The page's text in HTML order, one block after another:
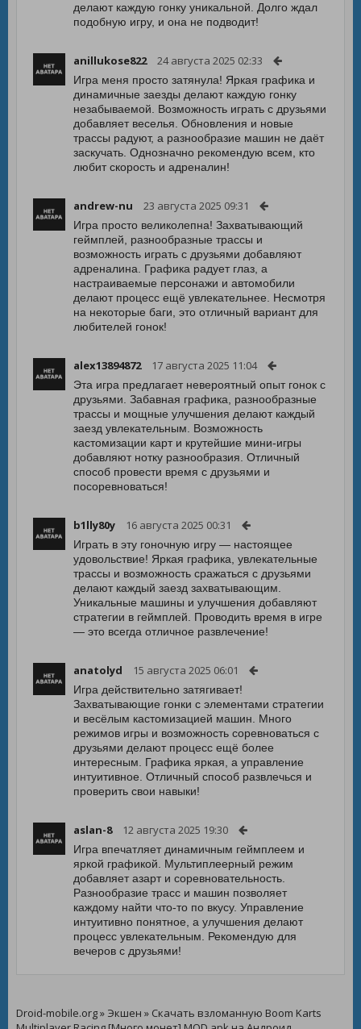
делают каждую гонку уникальной. Долго ждал
подобную игру, и она не подводит!
anillukose822 24 августа 2025 02:33
Игра меня просто затянула! Яркая графика и
динамичные заезды делают каждую гонку
незабываемой. Возможность играть с друзьями
добавляет веселья. Обновления и новые
трассы радуют, а разнообразие машин не даёт
заскучать. Однозначно рекомендую всем, кто
любит скорость и адреналин!
andrew-nu 23 августа 2025 09:31
Игра просто великолепна! Захватывающий
геймплей, разнообразные трассы и
возможность играть с друзьями добавляют
адреналина. Графика радует глаз, а
настраиваемые персонажи и автомобили
делают процесс ещё увлекательнее. Несмотря
на некоторые баги, это отличный вариант для
любителей гонок!
alex13894872 17 августа 2025 11:04
Эта игра предлагает невероятный опыт гонок с
друзьями. Забавная графика, разнообразные
трассы и мощные улучшения делают каждый
заезд увлекательным. Возможность
кастомизации карт и крутейшие мини-игры
добавляют нотку разнообразия. Отличный
способ провести время с друзьями и
посоревноваться!
b1lly80y 16 августа 2025 00:31
Играть в эту гоночную игру — настоящее
удовольствие! Яркая графика, увлекательные
трассы и возможность сражаться с друзьями
делают каждый заезд захватывающим.
Уникальные машины и улучшения добавляют
стратегии в геймплей. Проводить время в игре
— это всегда отличное развлечение!
anatolyd 15 августа 2025 06:01
Игра действительно затягивает!
Захватывающие гонки с элементами стратегии
и весёлым кастомизацией машин. Много
режимов игры и возможность соревноваться с
друзьями делают процесс ещё более
интересным. Графика яркая, а управление
интуитивное. Отличный способ развлечься и
проверить свои навыки!
aslan-8 12 августа 2025 19:30
Игра впечатляет динамичным геймплеем и
яркой графикой. Мультиплеерный режим
добавляет азарт и соревновательность.
Разнообразие трасс и машин позволяет
каждому найти что-то по вкусу. Управление
интуитивно понятное, а улучшения делают
процесс увлекательным. Рекомендую для
вечеров с друзьями!
Droid-mobile.org» Экшен » Скачать взломанную Boom Karts